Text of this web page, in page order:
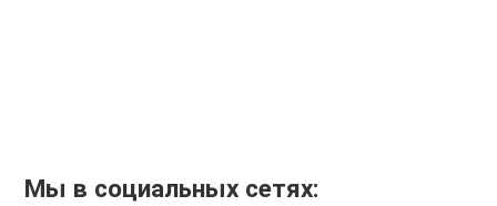
Мы в социальных сетях: